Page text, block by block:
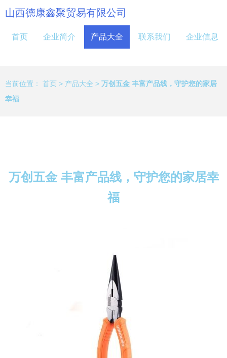
山西德康鑫聚贸易有限公司
首页 企业简介 产品大全 联系我们 企业信息
当前位置： 首页 > 产品大全 > 万创五金 丰富产品线，守护您的家居
幸福
万创五金 丰富产品线，守护您的家居幸
福